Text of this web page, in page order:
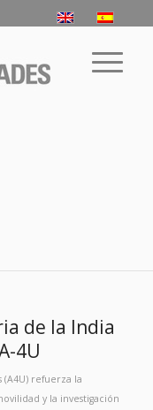
de la India
4U
(A4U) refuerza la
y la investigación